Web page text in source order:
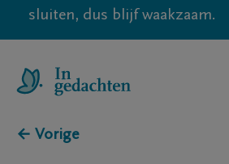
sluiten, dus blijf waakzaam.
← Vorige